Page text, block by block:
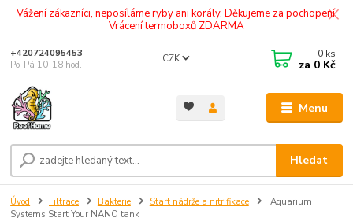
Vážení zákazníci, neposíláme ryby ani korály. Děkujeme za pochopení.
Vrácení termoboxů ZDARMA
Menu
CZK
Hledat
+420724095453
Po-Pá 10-18 hod.
0 ks
za 0 Kč
Úvod Filtrace Bakterie Start nádrže a nitrifikace
Aquarium
Systems Start Your NANO tank